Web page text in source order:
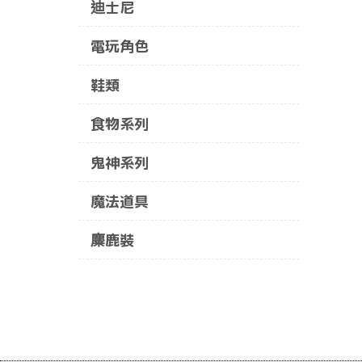
迪士尼
電玩角色
鞋類
食物系列
鬼神系列
魔法道具
麋鹿裝